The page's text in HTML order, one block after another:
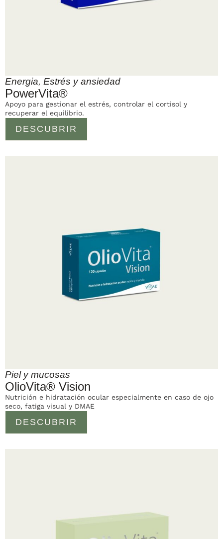
Energia, Estrés y ansiedad
PowerVita®
DESCUBRIR
Apoyo para gestionar el estrés, controlar el cortisol y
recuperar el equilibrio.
Piel y mucosas
OlioVita® Vision
DESCUBRIR
Nutrición e hidratación ocular especialmente en caso de ojo
seco, fatiga visual y DMAE